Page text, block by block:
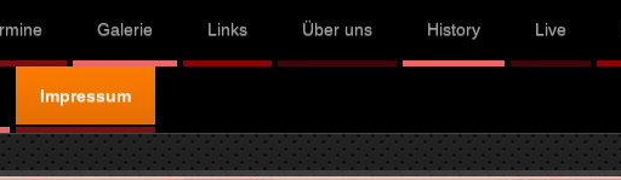
Galerie Links Über uns History Live
Impressum